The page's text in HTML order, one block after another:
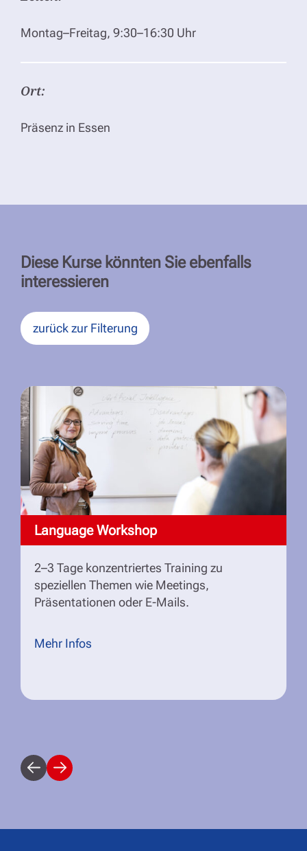
Montag–Freitag, 9:30–16:30 Uhr
Ort:
Präsenz in Essen
Diese Kurse könnten Sie ebenfalls
interessieren
zurück zur Filterung
Language Workshop
2–3 Tage konzentriertes Training zu
speziellen Themen wie Meetings,
Präsentationen oder E-Mails.
Mehr Infos
vorherigeweitere